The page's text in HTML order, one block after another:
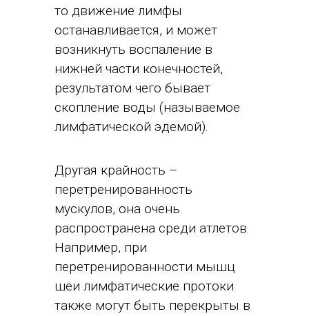
то движение лимфы
останавливается, и может
возникнуть воспаление в
нижней части конечностей,
результатом чего бывает
скопление воды (называемое
лимфатической эдемой).
Другая крайность –
перетренированность
мускулов, она очень
распространена среди атлетов.
Например, при
перетренированности мышц
шеи лимфатические протоки
также могут быть перекрыты в